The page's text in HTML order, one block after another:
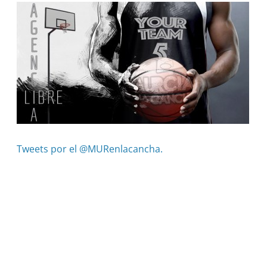
Tweets por el @MURenlacancha.